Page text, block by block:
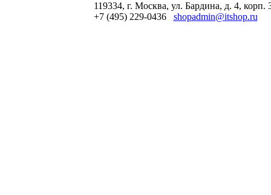
119334, г. Москва, ул. Бардина, д. 4, корп.
+7 (495) 229-0436 shopadmin@itshop.ru